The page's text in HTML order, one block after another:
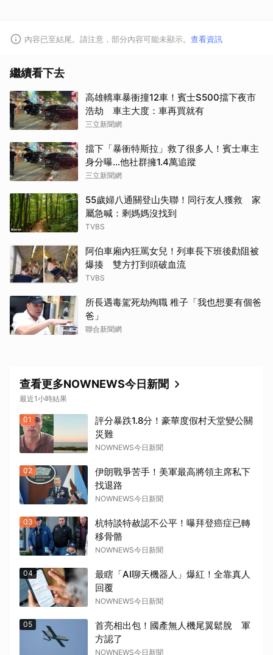
內容已至結尾。請注意，部分內容可能未顯示。 查看資訊
繼續看下去
高雄轎車暴衝撞12車！賓士S500擋下夜市
浩劫 車主大度：車再買就有
三立新聞網
擋下「暴衝特斯拉」救了很多人！賓士車主
身分曝…他社群擁1.4萬追蹤
三立新聞網
55歲婦八通關登山失聯！同行友人獲救 家
屬急喊：剩媽媽沒找到
TVBS
阿伯車廂內狂罵女兒！列車長下班後勸阻被
爆揍 雙方打到頭破血流
TVBS
所長遇毒駕死劫殉職 稚子「我也想要有個爸
爸」
聯合新聞網
查看更多NOWNEWS今日新聞
最近1小時結果
01
評分暴跌1.8分！豪華度假村天堂變公關
災難
NOWNEWS今日新聞
02
伊朗戰爭苦手！美軍最高將領主席私下
找退路
NOWNEWS今日新聞
03
杭特談特赦認不公平！曝拜登癌症已轉
移骨骼
NOWNEWS今日新聞
04
最瞎「AI聊天機器人」爆紅！全靠真人
回覆
NOWNEWS今日新聞
05
首亮相出包！國產無人機尾翼鬆脫 軍
方認了
NOWNEWS今日新聞